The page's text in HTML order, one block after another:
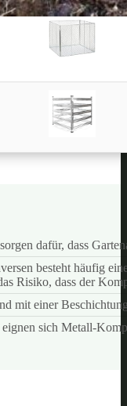
dafür, dass
besteht häufig
Risiko, dass der
mit einer
sich Metall-